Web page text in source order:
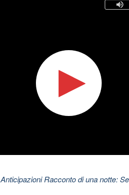
Anticipazioni Racconto di una notte: